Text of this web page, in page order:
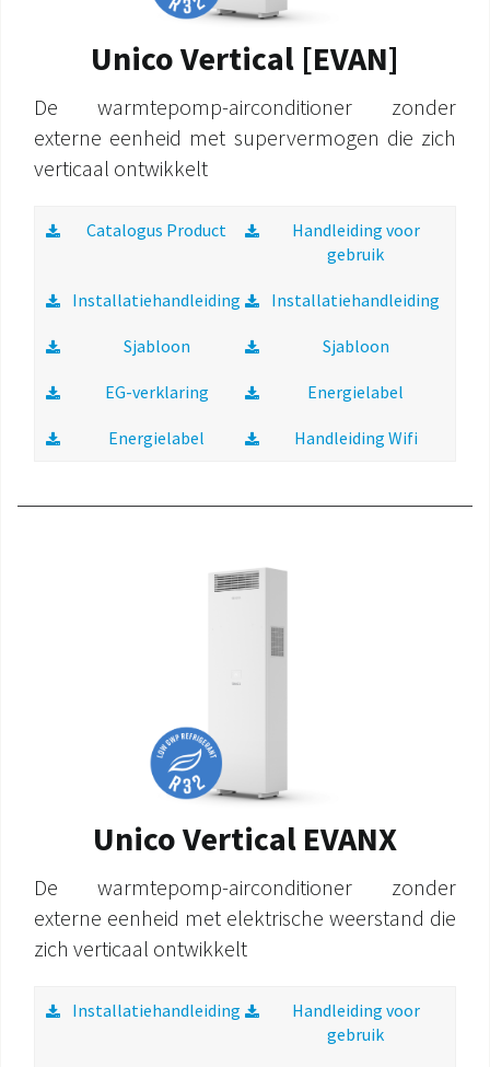
Unico Vertical [EVAN]
De warmtepomp-airconditioner zonder
externe eenheid met supervermogen die zich
verticaal ontwikkelt
Catalogus Product
Handleiding voor
gebruik
Installatiehandleiding Installatiehandleiding
Sjabloon Sjabloon
EG-verklaring Energielabel
Energielabel Handleiding Wifi
Unico Vertical EVANX
De warmtepomp-airconditioner zonder
externe eenheid met elektrische weerstand die
zich verticaal ontwikkelt
Installatiehandleiding
Handleiding voor
gebruik